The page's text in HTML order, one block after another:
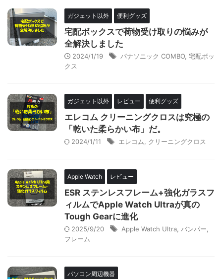
ガジェット以外 便利グッズ
宅配ボックスで荷物受け取りの悩みが
全解決しました
2024/1/19 パナソニック COMBO 宅配ボッ
クス
ガジェット以外 レビュー 便利グッズ
エレコム クリーニングクロスは究極の
「乾いた柔らかい布」だ。
2024/1/11 エレコム クリーニングクロス
Apple Watch レビュー
ESR ステンレスフレーム+強化ガラスフ
ィルムでApple Watch Ultraが真の
Tough Gearに進化
2025/9/20 Apple Watch Ultra バンパー
フレーム
パソコン周辺機器